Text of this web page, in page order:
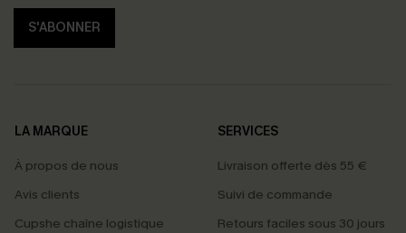
S'ABONNER
LA MARQUE
À propos de nous
Avis clients
Cupshe chaîne logistique
SERVICES
Livraison offerte dès 55 €
Suivi de commande
Retours faciles sous 30 jours